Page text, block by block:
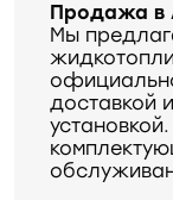
Продажа в
Мы
доставкой